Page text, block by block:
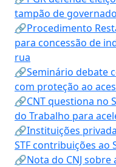
tampão de
🔗Procedimento
para concessão de
rua
🔗Seminário debate
com proteção ao
🔗CNT questiona no
do Trabalho para
🔗Instituições
STF contribuições ao
🔗Nota do CNJ